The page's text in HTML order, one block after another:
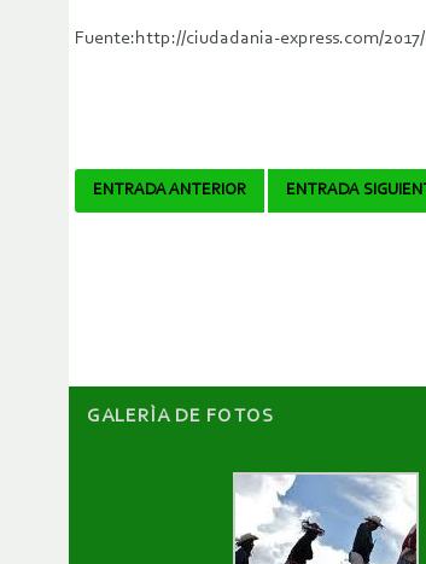
Fuente:http://ciudadania-express.com/
Navegador
ENTRADA ANTERIOR ENTRADA
GALERÌA DE FOTOS